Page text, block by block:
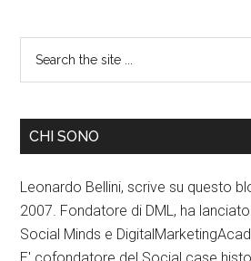
CHI SONO
Leonardo Bellini, scrive su questo
2007. Fondatore di DML, ha lanciato
Social Minds e